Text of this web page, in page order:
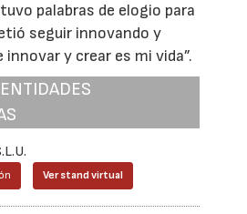
palabras de elogio para
seguir innovando y
innovar y crear es mi vida”.
Ver stand virtual